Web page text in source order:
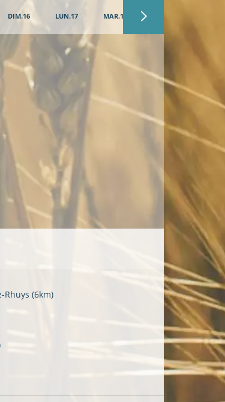
DIM.16 LUN.17 MAR.18
Rhuys (6km)